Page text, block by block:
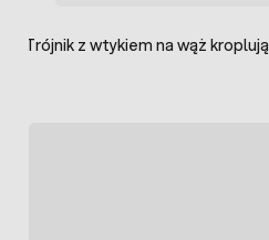
Trójnik z wtykiem na wąż